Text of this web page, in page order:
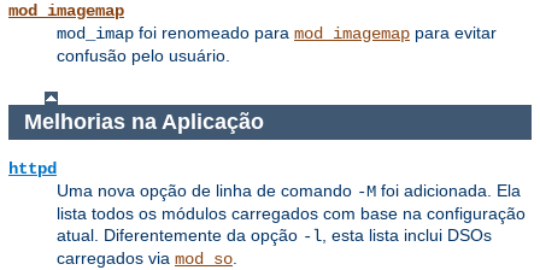
mod_imagemap
mod_imap foi renomeado para mod_imagemap para evitar
confusão pelo usuário.
Melhorias na Aplicação
httpd
Uma nova opção de linha de comando -M foi adicionada. Ela
lista todos os módulos carregados com base na configuração
atual. Diferentemente da opção -l , esta lista inclui DSOs
carregados via mod_so